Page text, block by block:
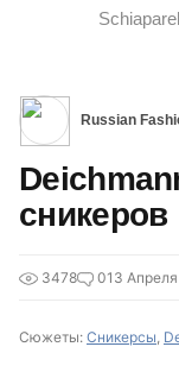
Russian
сникеров
3478 013
Сюжеты: Сникерсы,